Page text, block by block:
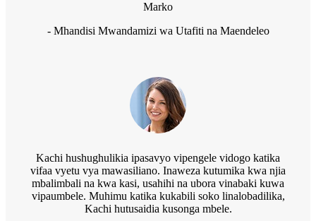
Marko
- Mhandisi Mwandamizi wa Utafiti na Maendeleo
Kachi hushughulikia ipasavyo vipengele vidogo katika
vifaa vyetu vya mawasiliano. Inaweza kutumika kwa njia
mbalimbali na kwa kasi, usahihi na ubora vinabaki kuwa
vipaumbele. Muhimu katika kukabili soko linalobadilika,
Kachi hutusaidia kusonga mbele.